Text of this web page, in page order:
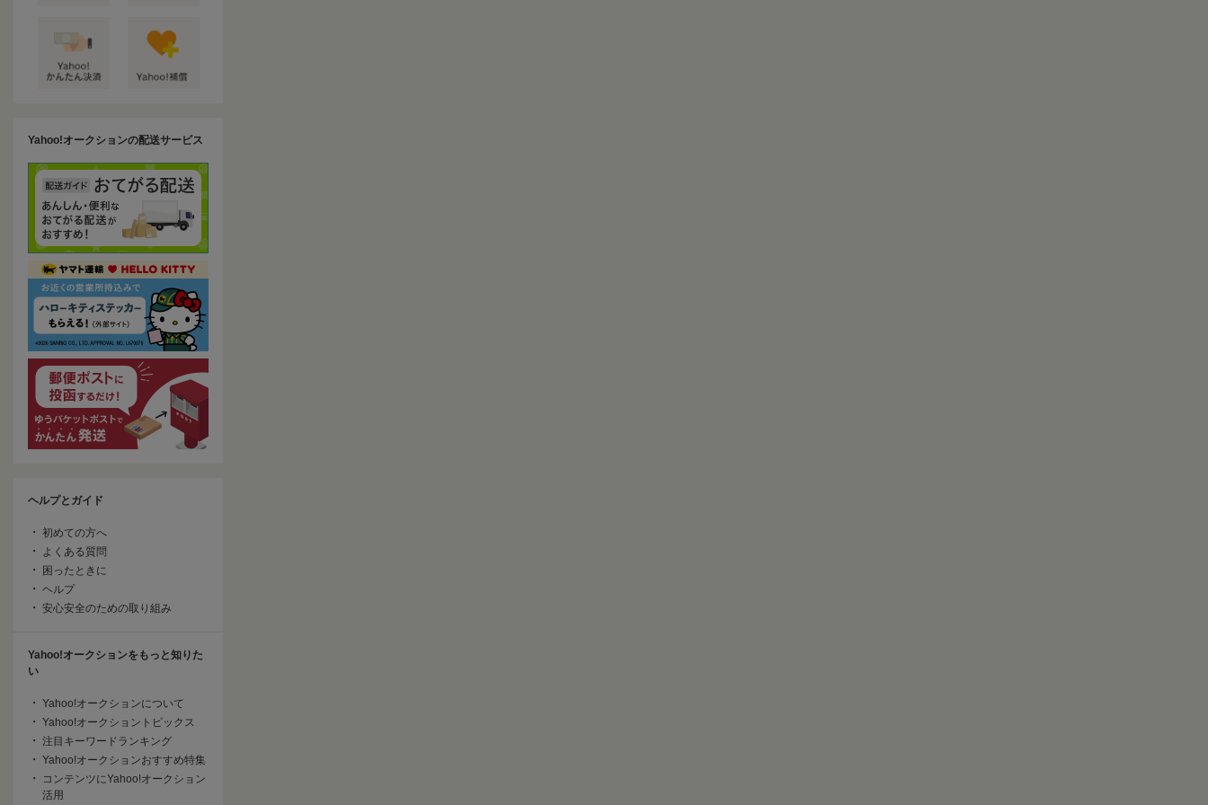
Yahoo!オークションの配送サービス
ヘルプとガイド
初めての方へ
よくある質問
困ったときに
ヘルプ
安心安全のための取り組み
Yahoo!オークションをもっと知りた
い
Yahoo!オークションについて
Yahoo!オークショントピックス
注目キーワードランキング
Yahoo!オークションおすすめ特集
コンテンツにYahoo!オークション
活用